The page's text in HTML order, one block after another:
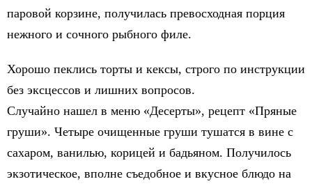
паровой корзине, получилась превосходная порция
нежного и сочного рыбного филе.
Хорошо пеклись торты и кексы, строго по инструкции
без эксцессов и лишних вопросов.
Случайно нашел в меню «Десерты», рецепт «Пряные
груши». Четыре очищенные груши тушатся в вине с
сахаром, ванилью, корицей и бадьяном. Получилось
экзотическое, вполне съедобное и вкусное блюдо на